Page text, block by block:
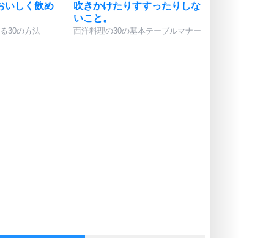
いしく飲め
30の方法
吹きかけたりすすったりしな
いこと。
西洋料理の30の基本テーブルマナー